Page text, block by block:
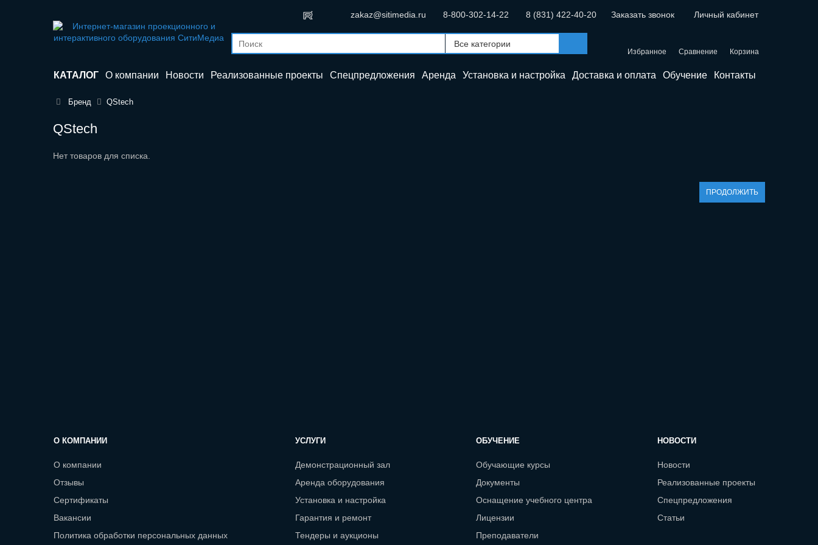
Личный кабинет
Заказать звонок
8 (831) 422-40-20
8-800-302-14-22
zakaz@sitimedia.ru
Корзина
Сравнение
Избранное
КАТАЛОГ О компании Новости Реализованные проекты Спецпредложения Аренда Установка и настройка Доставка и оплата Обучение Контакты
Бренд QStech
QStech
Нет товаров для списка.
ПРОДОЛЖИТЬ
О КОМПАНИИ
О компании
Отзывы
Сертификаты
Вакансии
Политика обработки персональных данных
УСЛУГИ
Демонстрационный зал
Аренда оборудования
Установка и настройка
Гарантия и ремонт
Тендеры и аукционы
ОБУЧЕНИЕ
Обучающие курсы
Документы
Оснащение учебного центра
Лицензии
Преподаватели
НОВОСТИ
Новости
Реализованные проекты
Спецпредложения
Статьи